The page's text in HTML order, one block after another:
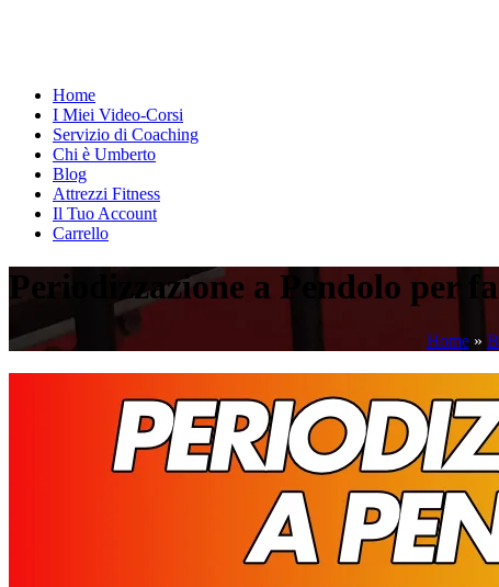
Home
I Miei Video-Corsi
Servizio di Coaching
Chi è Umberto
Blog
Attrezzi Fitness
Il Tuo Account
Carrello
Periodizzazione a Pendolo per
Home»